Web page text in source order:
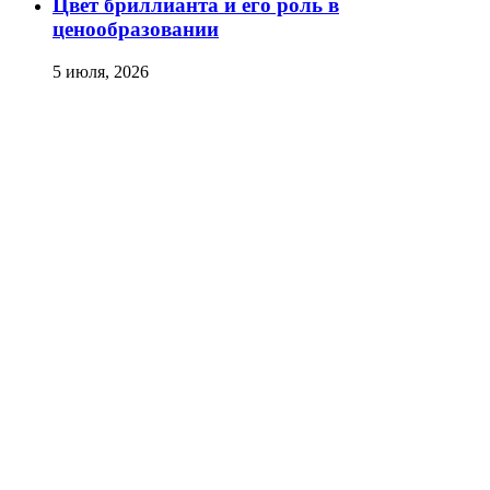
Цвет бриллианта и его роль в
ценообразовании
5 июля, 2026